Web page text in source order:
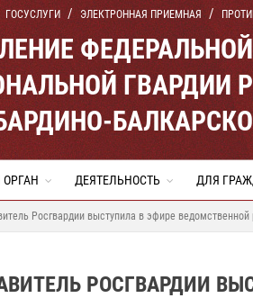
ГОСУСЛУГИ ЭЛЕКТРОННАЯ ПРИЕМНАЯ
ГВАРДИИ
ДЕЯТЕЛЬНОСТЬ ДЛЯ
Росгвардии выступила в эфире ведомственной
РОСГВАРДИИ